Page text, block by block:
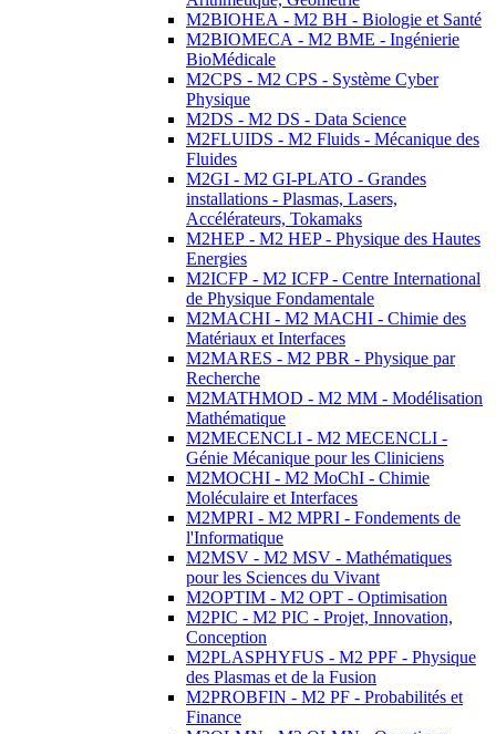
M2BIOHEA - M2 BH - Biologie et Santé
M2BIOMECA - M2 BME - Ingénierie
BioMédicale
M2CPS - M2 CPS - Système Cyber
Physique
M2DS - M2 DS - Data Science
M2FLUIDS - M2 Fluids - Mécanique des
Fluides
M2GI - M2 GI-PLATO - Grandes
installations - Plasmas, Lasers,
Accélérateurs, Tokamaks
M2HEP - M2 HEP - Physique des Hautes
Energies
M2ICFP - M2 ICFP - Centre International
de Physique Fondamentale
M2MACHI - M2 MACHI - Chimie des
Matériaux et Interfaces
M2MARES - M2 PBR - Physique par
Recherche
M2MATHMOD - M2 MM - Modélisation
Mathématique
M2MECENCLI - M2 MECENCLI -
Génie Mécanique pour les Cliniciens
M2MOCHI - M2 MoChI - Chimie
Moléculaire et Interfaces
M2MPRI - M2 MPRI - Fondements de
l'Informatique
M2MSV - M2 MSV - Mathématiques
pour les Sciences du Vivant
M2OPTIM - M2 OPT - Optimisation
M2PIC - M2 PIC - Projet, Innovation,
Conception
M2PLASPHYFUS - M2 PPF - Physique
des Plasmas et de la Fusion
M2PROBFIN - M2 PF - Probabilités et
Finance